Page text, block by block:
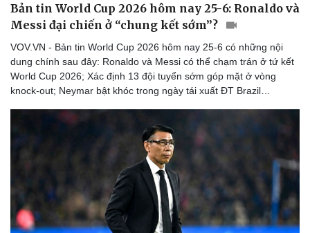
Bản tin World Cup 2026 hôm nay 25-6: Ronaldo và
Messi đại chiến ở “chung kết sớm”?
VOV.VN - Bản tin World Cup 2026 hôm nay 25-6 có những nội
dung chính sau đây: Ronaldo và Messi có thể chạm trán ở tứ kết
World Cup 2026; Xác định 13 đội tuyển sớm góp mặt ở vòng
knock-out; Neymar bật khóc trong ngày tái xuất ĐT Brazil…